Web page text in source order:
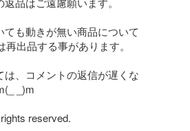
も動きが無い商品について
出品する事があります。
、コメントの返信が遅くな
_)m
reserved.